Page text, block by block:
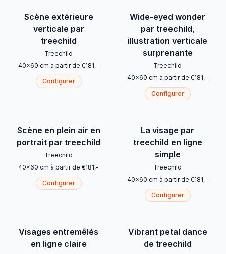
Scène extérieure
verticale par
treechild
Treechild
40x60 cm à partir de €181,-
Configurer
Wide-eyed wonder
par treechild,
illustration verticale
surprenante
Treechild
40x60 cm à partir de €181,-
Configurer
Scène en plein air en
portrait par treechild
Treechild
40x60 cm à partir de €181,-
Configurer
La visage par
treechild en ligne
simple
Treechild
40x60 cm à partir de €181,-
Configurer
Visages entremêlés
en ligne claire
Vibrant petal dance
de treechild